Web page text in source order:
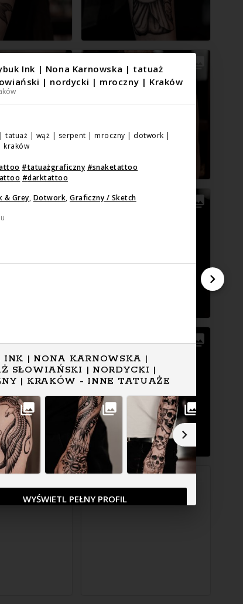
Ink | Nona Karnowska | tatuaż
| nordycki | mroczny | Kraków
tatuaż | wąż | serpent | mroczny | dotwork |
kraków
#tatuażgraficzny #snaketattoo
#darktattoo
& Grey, Dotwork,Graficzny / Sketch
INK | NONA KARNOWSKA |
SŁOWIAŃSKI | NORDYCKI |
| KRAKÓW - INNE TATUAŻE
WYŚWIETL PEŁNY PROFIL